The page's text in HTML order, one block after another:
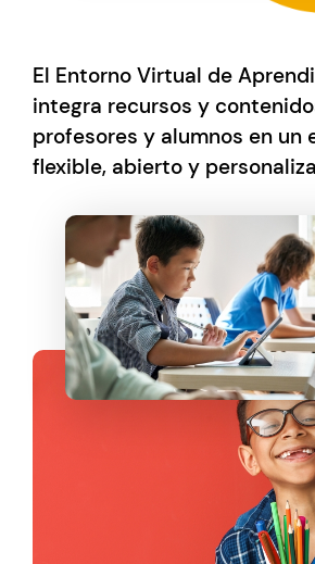
El Entorno Virtual de
integra recursos y
profesores y alumnos en un
flexible, abierto y